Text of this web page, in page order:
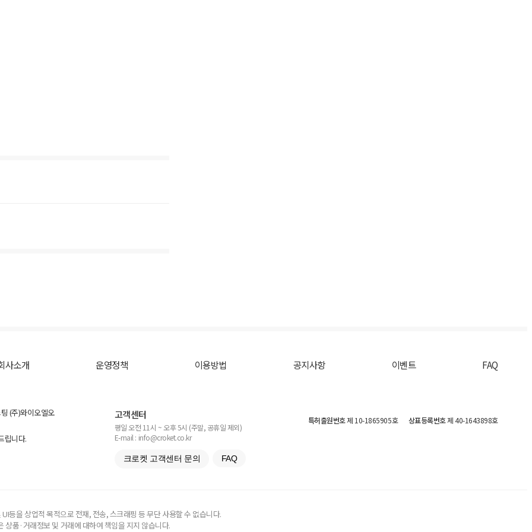
사소개 운영정책 이용방법 공지사항 이벤트 FAQ
(주)와이오엘오
립니다.
고객센터
평일 오전 11시 ~ 오후 5시 (주말, 공휴일 제외)
E-mail : info@croket.co.kr
크로켓 고객센터 문의 FAQ
특허출원번호제 10-1865905호 상표등록번호제 40-1643898호
등을 상업적 목적으로 전재, 전송, 스크래핑 등 무단 사용할 수 없습니다.
품·거래정보 및 거래에 대하여 책임을 지지 않습니다.